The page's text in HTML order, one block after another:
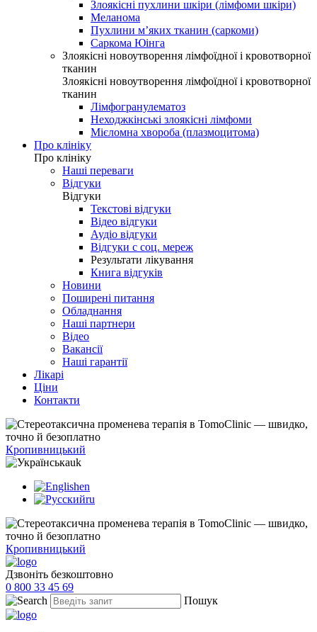
Злоякісні пухлини шкіри (лімфоми шкіри)
Меланома
Пухлини м’яких тканин (саркоми)
Саркома Юінга
Злоякісні новоутворення лімфоїдної і кровотворної
тканин
Злоякісні новоутворення лімфоїдної і кровотворної
тканин
Лімфогранулематоз
Неходжкінські злоякісні лімфоми
Мієломна хвороба (плазмоцитома)
Про клініку
Про клініку
Наші переваги
Відгуки
Відгуки
Текстові відгуки
Відео відгуки
Аудіо відгуки
Відгуки с соц. мереж
Результати лікування
Книга відгуків
Новини
Поширені питання
Обладнання
Наші партнери
Відео
Вакансії
Наші гарантії
Лікарі
Ціни
Контакти
Кропивницький
uk
en
ru
Кропивницький
Дзвоніть безкоштовно
0 800 33 45 69
Пошук